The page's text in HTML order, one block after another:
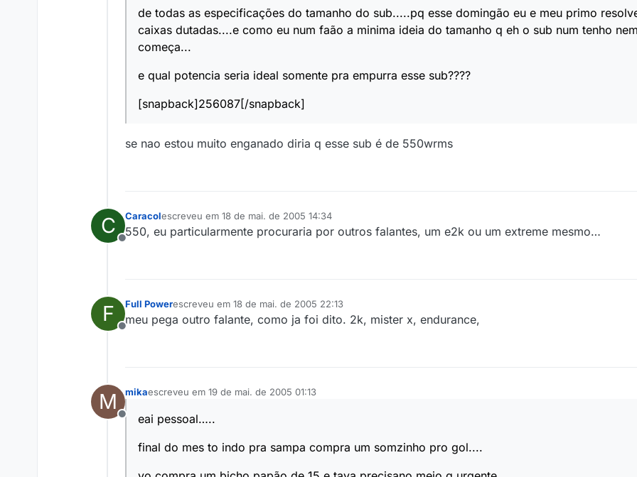
de todas as especificações do tamanho do sub.....pq esse domingão eu e meu primo
caixas dutadas....e como eu num faão a minima ideia do tamanho q eh o sub num tenho
começa...
e qual potencia seria ideal somente pra empurra esse sub????
[snapback]256087[/snapback]
se nao estou muito enganado diria q esse sub é de 550wrms
C
Offline
Caracolescreveu em 18 de mai. de 2005 14:34
última edição por
550, eu particularmente procuraria por outros falantes, um e2k ou um extreme mesmo…
F
Offline
Full Powerescreveu em 18 de mai. de 2005 22:13
última edição por
meu pega outro falante, como ja foi dito. 2k, mister x, endurance,
M
Offline
mikaescreveu em 19 de mai. de 2005 01:13
última edição por
eai pessoal…..
final do mes to indo pra sampa compra um somzinho pro gol....